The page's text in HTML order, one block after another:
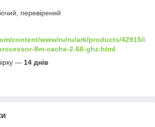
перевірений
content/www/ru/ru/ark/products/42915/i
8m-cache-2-66-ghz.html
— 14 днів